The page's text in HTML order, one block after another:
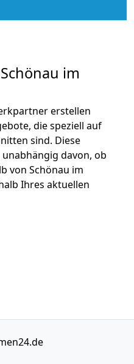
im
erstellen
die speziell auf
sind. Diese
davon, ob
von Schönau im
Ihres aktuellen